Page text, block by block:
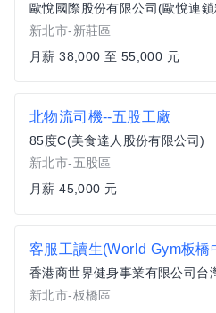
歐悅國際股份有限公司(歐悅連
新北市-新莊區
月薪 38,000 至 55,000 元
北物流司機--五股工廠
85度C(美食達人股份有限公司)
新北市-五股區
月薪 45,000 元
客服工讀生(World Gym板橋
香港商世界健身事業有限公司台
新北市-板橋區